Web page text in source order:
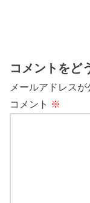
コメントをど
メールアドレスが
コメント ※